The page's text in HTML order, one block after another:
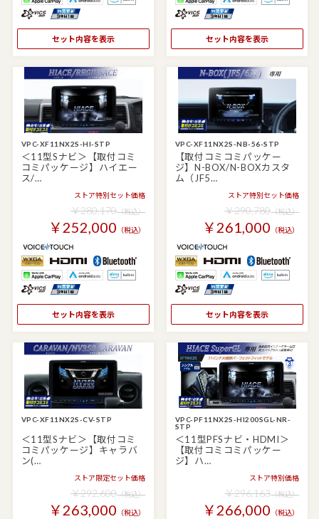
セット内容を表示 セット内容を表示
VPC-XF11NX2S-HI-STP
＜11型Sナビ＞【取付コミ
コミパッケージ】ハイエー
ス/…
ストア特別セット価格
￥280,170（税込）
￥252,000 （税込）
セット内容を表示
VPC-XF11NX2S-NB-56-STP
【取付コミコミパッケー
ジ】N-BOX/N-BOXカスタ
ム（JF5…
ストア特別セット価格
￥290,780（税込）
￥261,000 （税込）
セット内容を表示
VPC-XF11NX2S-CV-STP
＜11型Sナビ＞【取付コミ
コミパッケージ】キャラバ
ン(…
ストア限定セット価格
￥292,600（税込）
￥263,000 （税込）
VPC-PF11NX2S-HI200SGL-NR-
STP
＜11型PFSナビ・HDMI＞
【取付コミコミパッケー
ジ】ハ…
ストア特別価格
￥296,163（税込）
￥266,000 （税込）